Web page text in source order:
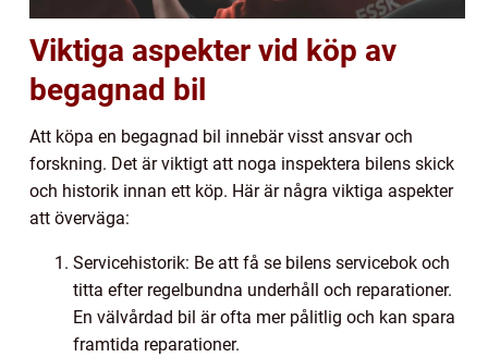
Viktiga aspekter vid köp av
begagnad bil
Att köpa en begagnad bil innebär visst ansvar och
forskning. Det är viktigt att noga inspektera bilens skick
och historik innan ett köp. Här är några viktiga aspekter
att överväga:
Servicehistorik: Be att få se bilens servicebok och
titta efter regelbundna underhåll och reparationer.
En välvårdad bil är ofta mer pålitlig och kan spara
framtida reparationer.